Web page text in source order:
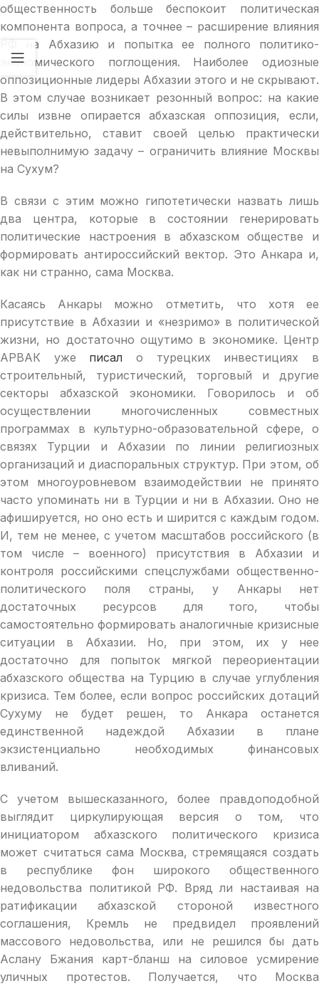
общественность больше беспокоит политическая
компонента вопроса, а точнее – расширение влияния
РФ на Абхазию и попытка ее полного политико-
экономического поглощения. Наиболее одиозные
оппозиционные лидеры Абхазии этого и не скрывают.
В этом случае возникает резонный вопрос: на какие
силы извне опирается абхазская оппозиция, если,
действительно, ставит своей целью практически
невыполнимую задачу – ограничить влияние Москвы
на Сухум?
В связи с этим можно гипотетически назвать лишь
два центра, которые в состоянии генерировать
политические настроения в абхазском обществе и
формировать антироссийский вектор. Это Анкара и,
как ни странно, сама Москва.
Касаясь Анкары можно отметить, что хотя ее
присутствие в Абхазии и «незримо» в политической
жизни, но достаточно ощутимо в экономике. Центр
АРВАК уже писал о турецких инвестициях в
строительный, туристический, торговый и другие
секторы абхазской экономики. Говорилось и об
осуществлении многочисленных совместных
программах в культурно-образовательной сфере, о
связях Турции и Абхазии по линии религиозных
организаций и диаспоральных структур. При этом, об
этом многоуровневом взаимодействии не принято
часто упоминать ни в Турции и ни в Абхазии. Оно не
афишируется, но оно есть и ширится с каждым годом.
И, тем не менее, с учетом масштабов российского (в
том числе – военного) присутствия в Абхазии и
контроля российскими спецслужбами общественно-
политического поля страны, у Анкары нет
достаточных ресурсов для того, чтобы
самостоятельно формировать аналогичные кризисные
ситуации в Абхазии. Но, при этом, их у нее
достаточно для попыток мягкой переориентации
абхазского общества на Турцию в случае углубления
кризиса. Тем более, если вопрос российских дотаций
Сухуму не будет решен, то Анкара останется
единственной надеждой Абхазии в плане
экзистенциально необходимых финансовых
вливаний.
С учетом вышесказанного, более правдоподобной
выглядит циркулирующая версия о том, что
инициатором абхазского политического кризиса
может считаться сама Москва, стремящаяся создать
в республике фон широкого общественного
недовольства политикой РФ. Вряд ли настаивая на
ратификации абхазской стороной известного
соглашения, Кремль не предвидел проявлений
массового недовольства, или не решился бы дать
Аслану Бжания карт-бланш на силовое усмирение
уличных протестов. Получается, что Москва